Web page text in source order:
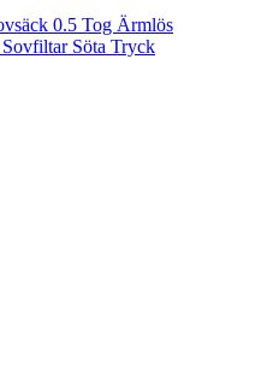
0.5 Tog Ärmlös
Söta Tryck